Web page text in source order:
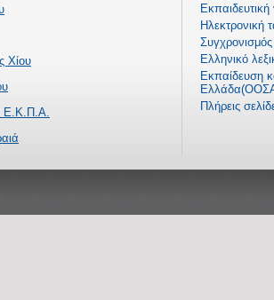
Χίου
Ε.Κ.Π.Α.
Ηλεκτρονική
Ελληνικό
Εκπαίδευση
Πλήρεις